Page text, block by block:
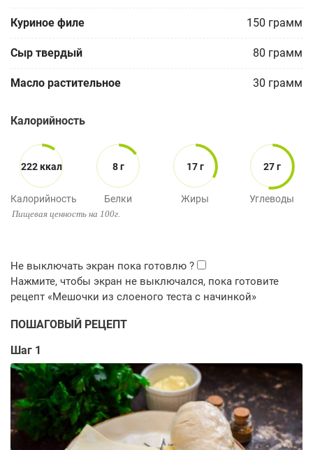
Куриное филе 150 грамм
Сыр твердый 80 грамм
Масло растительное 30 грамм
Калорийность
222 ккал
Калорийность
8 г
Белки
17 г
Жиры
27 г
Углеводы
Пищевая ценность на 100г.
ПОШАГОВЫЙ РЕЦЕПТ
Шаг 1